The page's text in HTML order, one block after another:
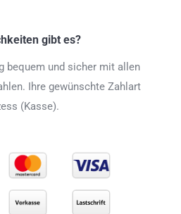
gibt es?
bequem und sicher mit allen
Ihre gewünschte Zahlart
(Kasse).